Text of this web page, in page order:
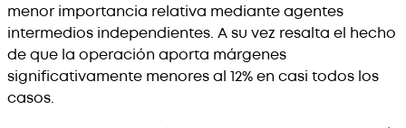
menor importancia relativa mediante agentes
intermedios independientes. A su vez resalta el hecho
de que la operación aporta márgenes
significativamente menores al 12% en casi todos los
casos.